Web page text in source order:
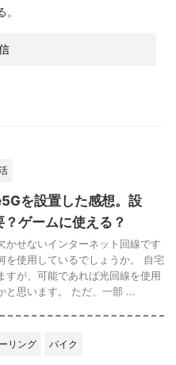
を設置した感想。設
ゲームに使える？
かせないインターネット回線です
を使用しているでしょうか。 自宅
すが、可能であれば光回線を使用
と思います。 ただ、一部 ...
リング バイク